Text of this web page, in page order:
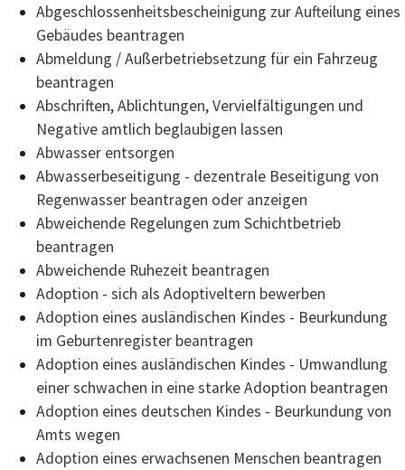
Abgeschlossenheitsbescheinigung zur Aufteilung eines
Gebäudes beantragen
Abmeldung / Außerbetriebsetzung für ein Fahrzeug
beantragen
Abschriften, Ablichtungen, Vervielfältigungen und
Negative amtlich beglaubigen lassen
Abwasser entsorgen
Abwasserbeseitigung - dezentrale Beseitigung von
Regenwasser beantragen oder anzeigen
Abweichende Regelungen zum Schichtbetrieb
beantragen
Abweichende Ruhezeit beantragen
Adoption - sich als Adoptiveltern bewerben
Adoption eines ausländischen Kindes - Beurkundung
im Geburtenregister beantragen
Adoption eines ausländischen Kindes - Umwandlung
einer schwachen in eine starke Adoption beantragen
Adoption eines deutschen Kindes - Beurkundung von
Amts wegen
Adoption eines erwachsenen Menschen beantragen